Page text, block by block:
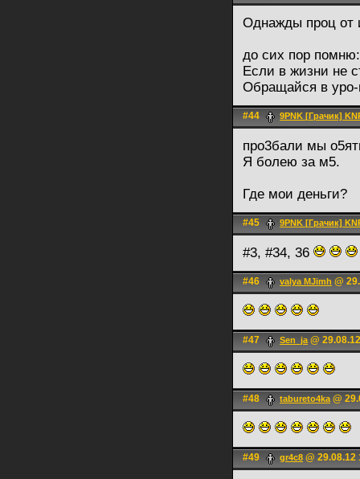
Однажды проц от
до сих пор помню:
Если в жизни не
Обращайся в
#44 9PNK [Грачик]
про3бали мы
Я болею за м5.
Где мои деньги?
#45 9PNK [Грачик]
#3, #34, 36
#46 valya MJimh @
#47 Sen_ja@
#48 tabureto4ka@
#49 gr4c8 @ 29.08.12